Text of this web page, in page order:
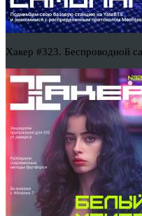
Хакер #323. Беспроводной